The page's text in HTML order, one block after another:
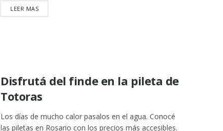
LEER MASDETAILS
Disfrutá del finde en la pileta de
Totoras
Los días de mucho calor pasalos en el agua. Conocé
las piletas en Rosario con los precios más accesibles.